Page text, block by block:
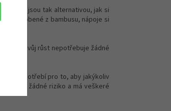
jsou tak alternativou, jak si
vyrobené z bambusu, nápoje si
pro svůj růst nepotřebuje žádné
je zapotřebí pro to, aby jakýkoliv
žádné riziko a má veškeré